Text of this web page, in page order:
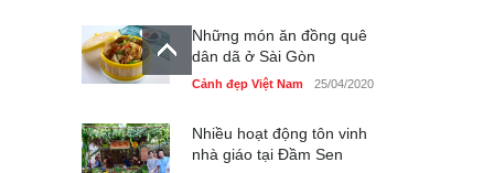
Những món ăn đồng quê
dân dã ở Sài Gòn
Cảnh đẹp Việt Nam 25/04/2020
Nhiều hoạt động tôn vinh
nhà giáo tại Đầm Sen